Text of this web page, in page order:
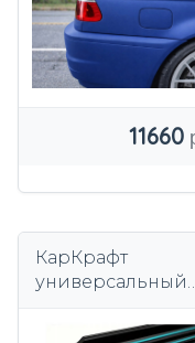
11660
КарКрафт
универсальный
козырька со